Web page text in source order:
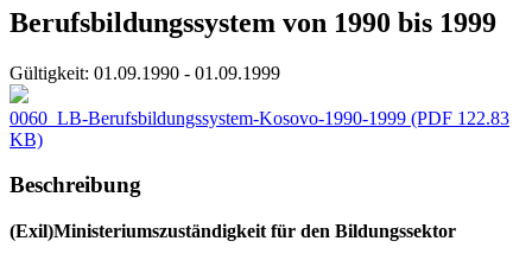
Berufsbildungssystem von 1990 bis 1999
Gültigkeit: 01.09.1990 - 01.09.1999
0060_LB-Berufsbildungssystem-Kosovo-1990-1999 (PDF 122.83
KB)
Beschreibung
(Exil)Ministeriumszuständigkeit für den Bildungssektor